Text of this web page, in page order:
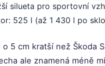
silueta pro sportovní
525 l (až 1 430 l po
o 5 cm kratší než Škoda
ale znamená méně